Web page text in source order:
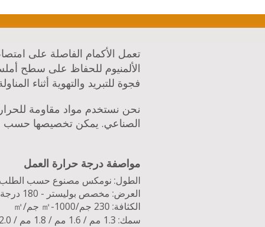
تعمل الأكمام الفاصلة على
الألمنيوم للحفاظ على سطح
فجوة للتبريد والتهوية أثناء
نحن نستخدم مواد مقاومة
الصناعي. يمكن تخصيصها حسب
مواصفة درجة حرارة العمل
الطول: نومكس مصنوع حسب الطلب - 280 درجة
العرض: مخصص بوليستر - 180 درجة مئوية
الكثافة: 230 جم/㎡-1000 جم/㎡
سمك: 1.3 مم / 1.6 مم / 1.8 مم / 2.0 مم / 3.0 مم